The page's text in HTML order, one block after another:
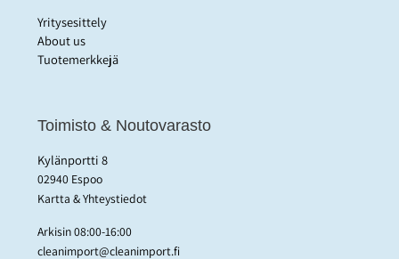
Yritysesittely
About us
Tuotemerkkejä
Toimisto & Noutovarasto
Kylänportti 8
02940 Espoo
Kartta & Yhteystiedot
Arkisin 08:00-16:00
cleanimport@cleanimport.fi